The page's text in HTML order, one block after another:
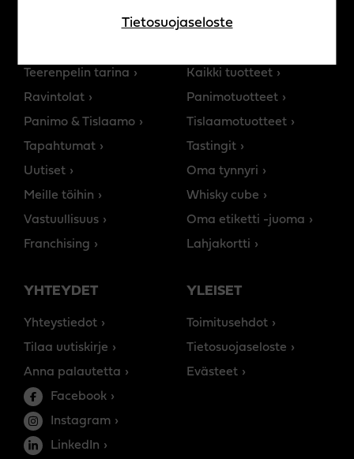
Tietosuojaseloste
Teerenpelin tarina
Ravintolat
Panimo & Tislaamo
Tapahtumat
Uutiset
Meille töihin
Vastuullisuus
Franchising
Kaikki tuotteet
Panimotuotteet
Tislaamotuotteet
Tastingit
Oma tynnyri
Whisky cube
Oma etiketti -juoma
Lahjakortti
YHTEYDET
Yhteystiedot
Tilaa uutiskirje
Anna palautetta
Facebook
Instagram
LinkedIn
YLEISET
Toimitusehdot
Tietosuojaseloste
Evästeet